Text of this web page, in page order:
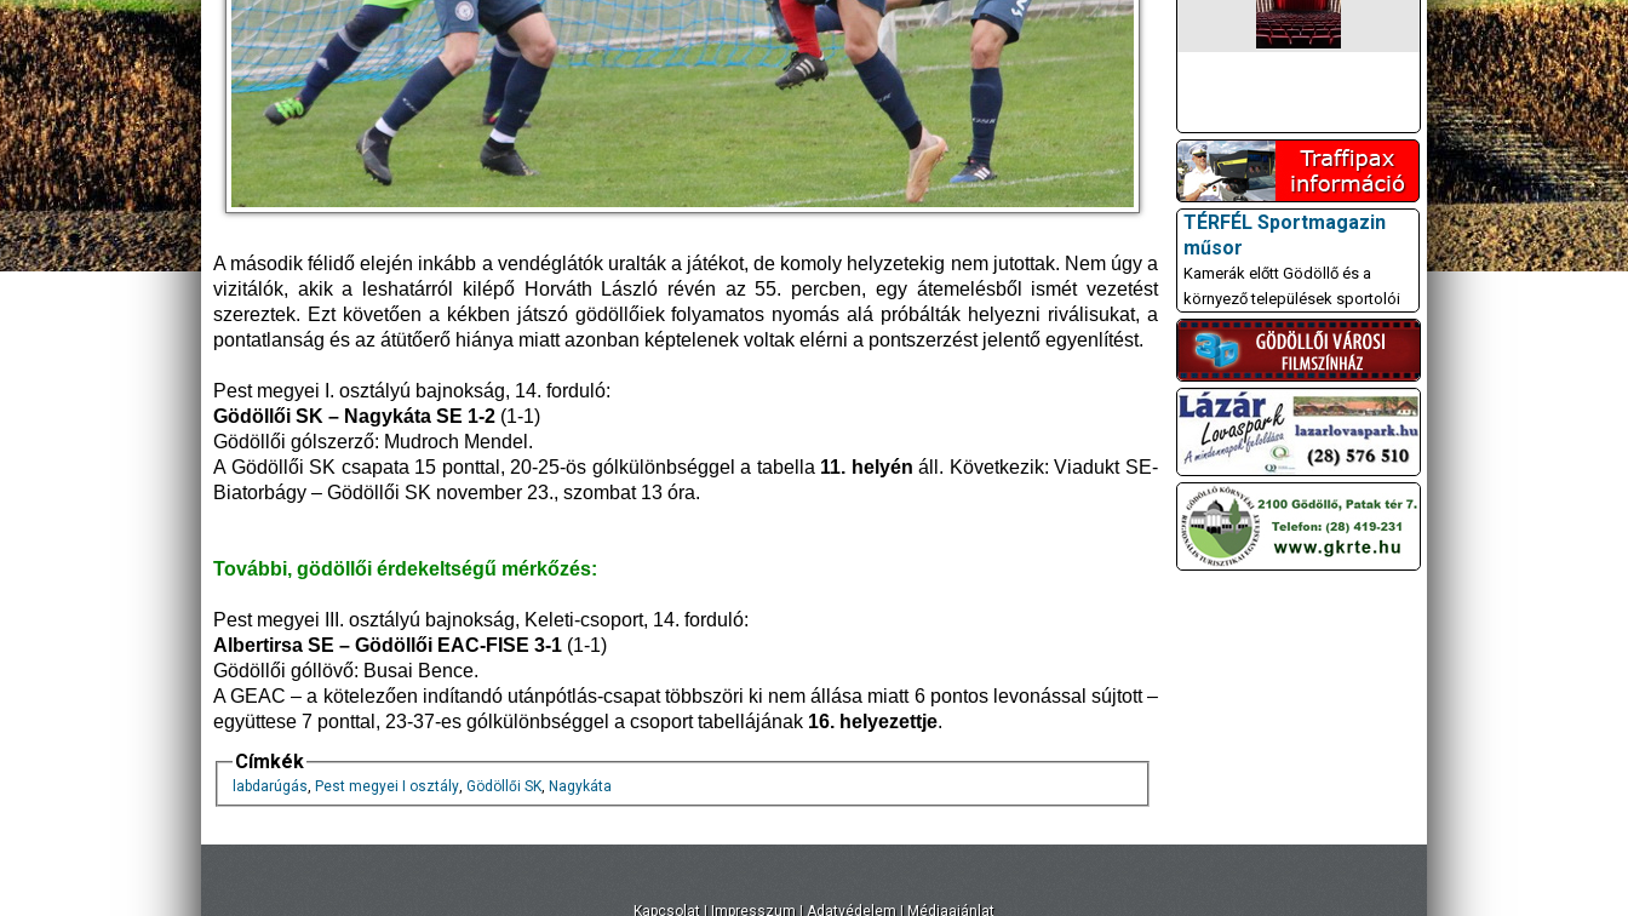
A második félidő elején inkább a vendéglátók uralták a játékot, de komoly helyzetekig nem jutottak. Nem úgy a
vizitálók, akik a leshatárról kilépő Horváth László révén az 55. percben, egy átemelésből ismét vezetést
szereztek. Ezt követően a kékben játszó gödöllőiek folyamatos nyomás alá próbálták helyezni riválisukat, a
pontatlanság és az átütőerő hiánya miatt azonban képtelenek voltak elérni a pontszerzést jelentő egyenlítést.
Pest megyei I. osztályú bajnokság, 14. forduló:
Gödöllői SK – Nagykáta SE 1-2 (1-1)
Gödöllői gólszerző: Mudroch Mendel.
A Gödöllői SK csapata 15 ponttal, 20-25-ös gólkülönbséggel a tabella 11. helyénáll. Következik: Viadukt SE-
Biatorbágy – Gödöllői SK november 23., szombat 13 óra.
További, gödöllői érdekeltségű mérkőzés:
Pest megyei III. osztályú bajnokság, Keleti-csoport, 14. forduló:
Albertirsa SE – Gödöllői EAC-FISE 3-1 (1-1)
Gödöllői góllövő: Busai Bence.
A GEAC – a kötelezően indítandó utánpótlás-csapat többszöri ki nem állása miatt 6 pontos levonással sújtott –
együttese 7 ponttal, 23-37-es gólkülönbséggel a csoport tabellájának 16. helyezettje.
Címkék
labdarúgás, Pest megyei I osztály, Gödöllői SK, Nagykáta
TÉRFÉL Sportmagazin
műsor
Kamerák előtt Gödöllő és a
környező települések sportolói
Kapcsolat | Impresszum | Adatvédelem | Médiaajánlat